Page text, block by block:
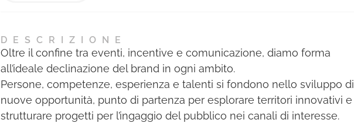
DESCRIZIONE
Oltre il confine tra eventi, incentive e comunicazione, diamo forma
all’ideale declinazione del brand in ogni ambito.
Persone, competenze, esperienza e talenti si fondono nello sviluppo di
nuove opportunità, punto di partenza per esplorare territori innovativi e
strutturare progetti per l’ingaggio del pubblico nei canali di interesse.